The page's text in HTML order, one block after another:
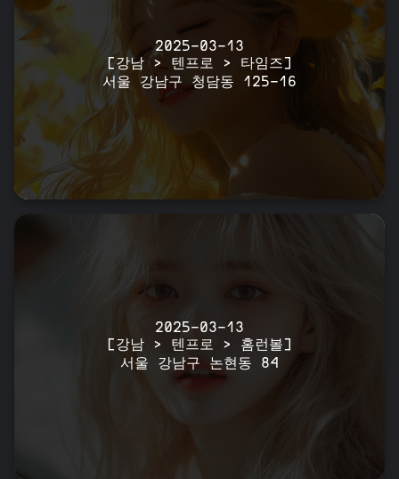
2025-03-13
[강남 > 텐프로 > 타임즈]
서울 강남구 청담동 125-16
2025-03-13
[강남 > 텐프로 > 홈런볼]
서울 강남구 논현동 84